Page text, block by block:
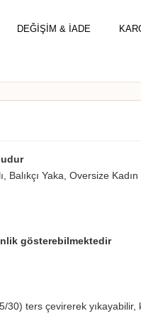
DEĞİŞİM & İADE
Balıkçı Yaka, Oversize
gösterebilmektedir
30) ters çevirerek yıkayabilir,